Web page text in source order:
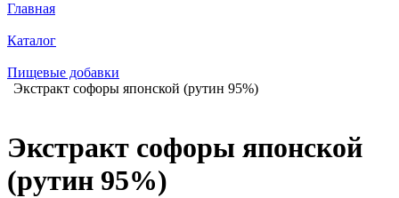
Главная
Каталог
Пищевые добавки
Экстракт софоры японской (рутин 95%)
Экстракт софоры японской
(рутин 95%)